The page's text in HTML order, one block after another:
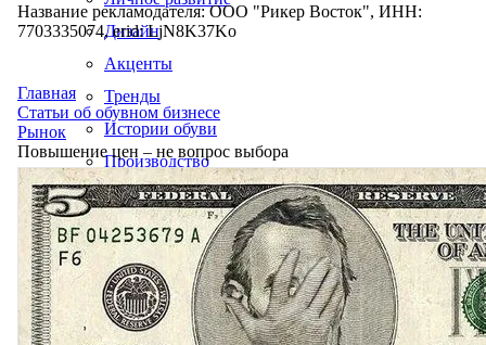
Дизайн
Акценты
Тренды
Истории обуви
Производство
Название рекламодателя: ООО "Рикер Восток", ИНН:
7703335074, erid: LjN8K37Ko
Главная
Статьи об обувном бизнесе
Рынок
Повышение цен – не вопрос выбора